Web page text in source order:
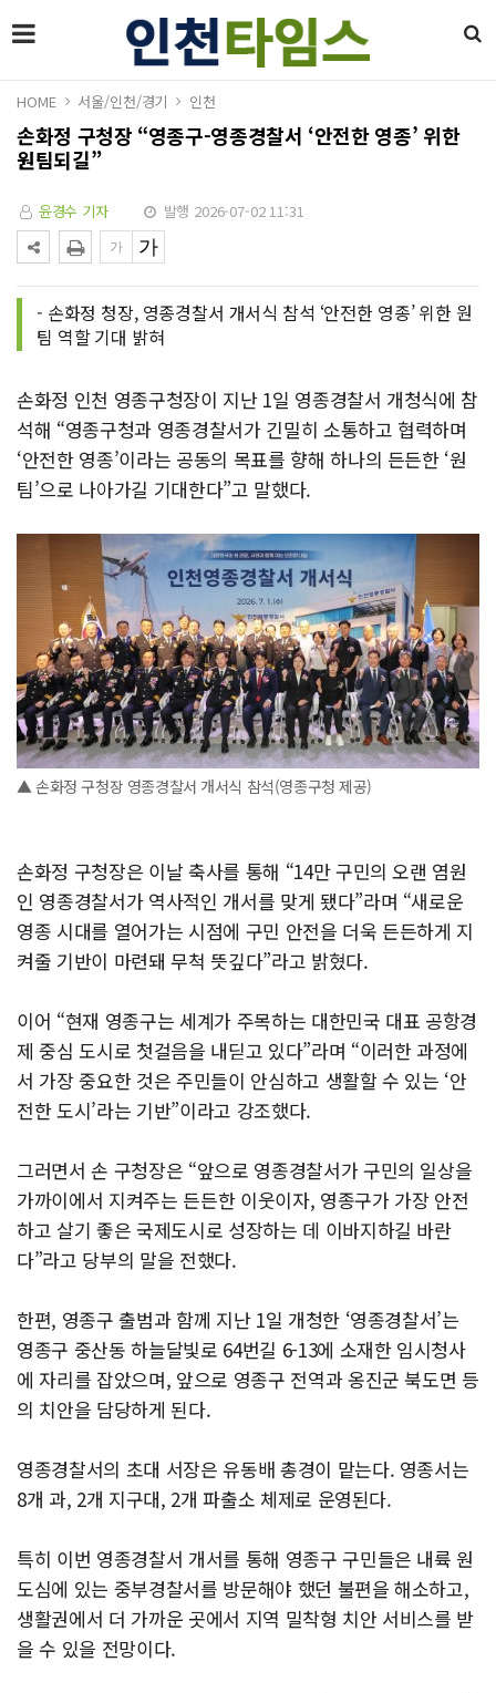
HOME 서울/인천/경기 인천
손화정 구청장 “영종구-영종경찰서 ‘안전한 영종’ 위한
원팀되길”
윤경수 기자 발행 2026-07-02 11:31
- 손화정 청장, 영종경찰서 개서식 참석 ‘안전한 영종’ 위한 원
팀 역할 기대 밝혀
손화정 인천 영종구청장이 지난 1일 영종경찰서 개청식에 참
석해 “영종구청과 영종경찰서가 긴밀히 소통하고 협력하며
‘안전한 영종’이라는 공동의 목표를 향해 하나의 든든한 ‘원
팀’으로 나아가길 기대한다”고 말했다.
▲ 손화정 구청장 영종경찰서 개서식 참석(영종구청 제공)
손화정 구청장은 이날 축사를 통해 “14만 구민의 오랜 염원
인 영종경찰서가 역사적인 개서를 맞게 됐다”라며 “새로운
영종 시대를 열어가는 시점에 구민 안전을 더욱 든든하게 지
켜줄 기반이 마련돼 무척 뜻깊다”라고 밝혔다.
이어 “현재 영종구는 세계가 주목하는 대한민국 대표 공항경
제 중심 도시로 첫걸음을 내딛고 있다”라며 “이러한 과정에
서 가장 중요한 것은 주민들이 안심하고 생활할 수 있는 ‘안
전한 도시’라는 기반”이라고 강조했다.
그러면서 손 구청장은 “앞으로 영종경찰서가 구민의 일상을
가까이에서 지켜주는 든든한 이웃이자, 영종구가 가장 안전
하고 살기 좋은 국제도시로 성장하는 데 이바지하길 바란
다”라고 당부의 말을 전했다.
한편, 영종구 출범과 함께 지난 1일 개청한 ‘영종경찰서’는
영종구 중산동 하늘달빛로 64번길 6-13에 소재한 임시청사
에 자리를 잡았으며, 앞으로 영종구 전역과 옹진군 북도면 등
의 치안을 담당하게 된다.
영종경찰서의 초대 서장은 유동배 총경이 맡는다. 영종서는
8개 과, 2개 지구대, 2개 파출소 체제로 운영된다.
특히 이번 영종경찰서 개서를 통해 영종구 구민들은 내륙 원
도심에 있는 중부경찰서를 방문해야 했던 불편을 해소하고,
생활권에서 더 가까운 곳에서 지역 밀착형 치안 서비스를 받
을 수 있을 전망이다.